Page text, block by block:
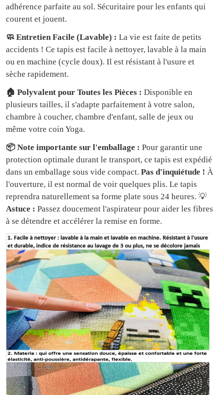
adhérence parfaite au sol. Sécuritaire pour les enfants qui
courent et jouent.
🧼 Entretien Facile (Lavable) : La vie est faite de petits
accidents ! Ce tapis est facile à nettoyer, lavable à la main
ou en machine (cycle doux). Il est résistant à l'usure et
sèche rapidement.
🏠 Polyvalent pour Toutes les Pièces : Disponible en
plusieurs tailles, il s'adapte parfaitement à votre salon,
chambre à coucher, chambre d'enfant, salle de jeux ou
même votre coin Yoga.
📦 Note importante sur l'emballage : Pour garantir une
protection optimale durant le transport, ce tapis est expédié
dans un emballage sous vide compact. Pas d'inquiétude ! À
l'ouverture, il est normal de voir quelques plis. Le tapis
reprendra naturellement sa forme plate sous 24 heures. 💡
Astuce : Passez doucement l'aspirateur pour aider les fibres
à se détendre et accélérer la remise en forme.